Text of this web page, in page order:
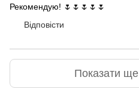
Рекомендую! 🌷🌷🌷🌷🌷
Відповісти
Показати ще